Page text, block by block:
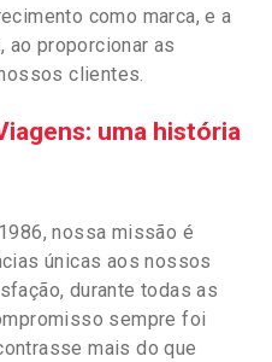
como marca, e a
ao proporcionar as
clientes.
uma história
nossa missão é
únicas aos nossos
durante todas as
sempre foi
mais do que